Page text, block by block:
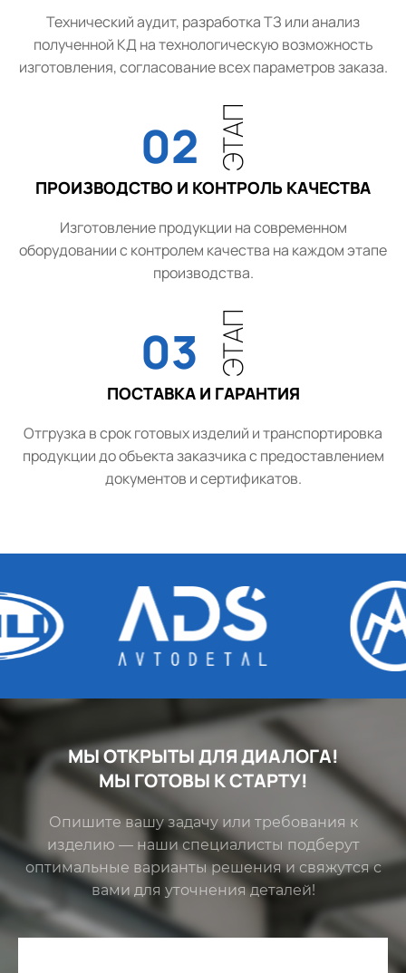
Технический аудит, разработка ТЗ или анализ
полученной КД на технологическую возможность
изготовления, согласование всех параметров заказа.
02 ЭТАП
ПРОИЗВОДСТВО И КОНТРОЛЬ КАЧЕСТВА
Изготовление продукции на современном
оборудовании с контролем качества на каждом этапе
производства.
03 ЭТАП
ПОСТАВКА И ГАРАНТИЯ
Отгрузка в срок готовых изделий и транспортировка
продукции до объекта заказчика с предоставлением
документов и сертификатов.
МЫ ОТКРЫТЫ ДЛЯ ДИАЛОГА!
МЫ ГОТОВЫ К СТАРТУ!
Опишите вашу задачу или требования к
изделию — наши специалисты подберут
оптимальные варианты решения и свяжутся с
вами для уточнения деталей!